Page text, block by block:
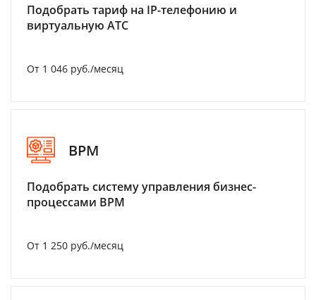
Подобрать тариф на IP-телефонию и
виртуальную АТС
От 1 046 руб./месяц
BPM
Подобрать систему управления бизнес-
процессами BPM
От 1 250 руб./месяц